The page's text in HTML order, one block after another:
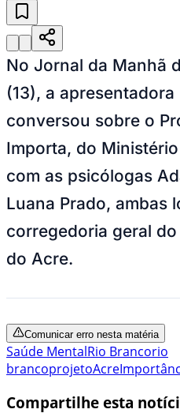
No Jornal da Manhã
(13), a apresentadora
conversou sobre o
Importa, do
com as psicólogas
Luana Prado, ambas
corregedoria geral
do Acre.
Comunicar erro nesta matéria
Saúde MentalRio Brancorio
brancoprojetoAcre
Compartilhe esta